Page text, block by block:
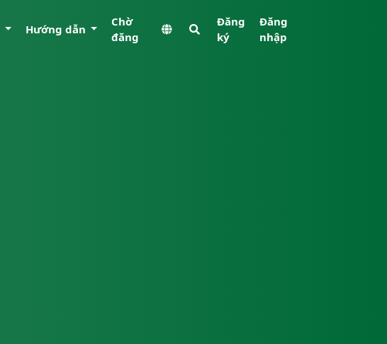
Hướng dẫn
Chờ
đăng
Đăng
ký
Đăng
nhập